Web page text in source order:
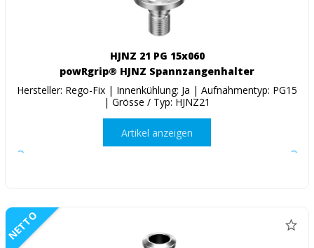
HJNZ 21 PG 15x060
powRgrip® HJNZ Spannzangenhalter
Hersteller: Rego-Fix | Innenkühlung: Ja | Aufnahmentyp: PG15
| Grösse / Typ: HJNZ21
Artikel anzeigen
NETTO